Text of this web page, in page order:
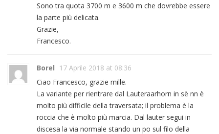
Sono tra quota 3700 m e 3600 m che dovrebbe essere
la parte più delicata.
Grazie,
Francesco.
Borel 17 Aprile 2018 at 08:36
Ciao Francesco, grazie mille.
La variante per rientrare dal Lauteraarhorn in sè nn è
molto più difficile della traversata; il problema è la
roccia che è molto più marcia. Dal lauter segui in
discesa la via normale stando un po sul filo della